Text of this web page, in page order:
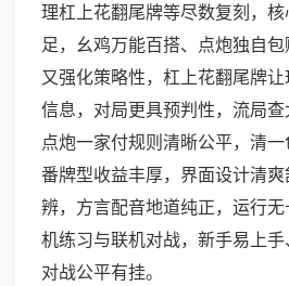
理杠上花翻尾牌等尽数复刻，
足，幺鸡万能百搭、点炮独自
又强化策略性，杠上花翻尾牌
信息，对局更具预判性，流局查
点炮一家付规则清晰公平，清
番牌型收益丰厚，界面设计清
辨，方言配音地道纯正，运行
机练习与联机对战，新手易上
对战公平有挂。